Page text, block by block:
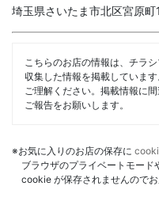
埼玉県さいたま市北区宮原
こちらのお店の情報は、チラ
収集した情報を掲載していま
ご理解ください。掲載情報に
ご報告をお願いします。
※お気に入りのお店の保存に
ブラウザのプライベートモー
cookie が保存されませんので